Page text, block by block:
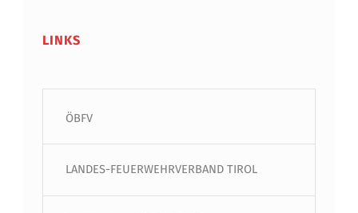
LINKS
ÖBFV
LANDES-FEUERWEHRVERBAND TIROL